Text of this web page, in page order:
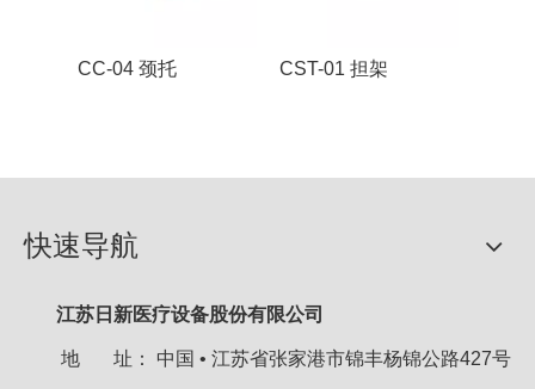
CC-04 颈托 CST-01 担架
快速导航
江苏日新医疗设备股份有限公司
地 址： 中国 • 江苏省张家港市锦丰杨锦公路427号